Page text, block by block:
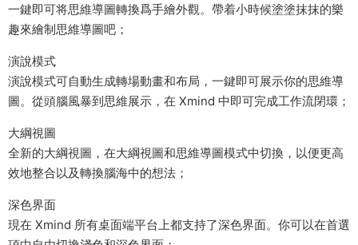
一鍵即可将思維導圖轉換爲手繪外觀。帶着小時候塗塗抹抹的樂
趣來繪制思維導圖吧；
演說模式
演說模式可自動生成轉場動畫和布局，一鍵即可展示你的思維導
圖。從頭腦風暴到思維展示，在 Xmind 中即可完成工作流閉環；
大綱視圖
全新的大綱視圖，在大綱視圖和思維導圖模式中切換，以便更高
效地整合以及轉換腦海中的想法；
深色界面
現在 Xmind 所有桌面端平台上都支持了深色界面。你可以在首選